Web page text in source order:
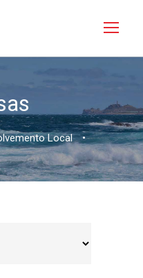
Local •